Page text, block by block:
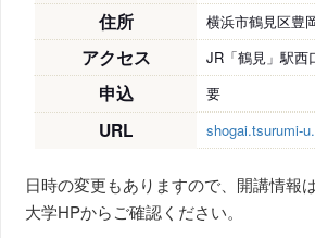
住所 横浜市鶴見区豊
アクセス JR「鶴見」駅西
申込 要
URL shogai.tsurumi-
日時の変更もありますので、開講情報
大学HPからご確認ください。